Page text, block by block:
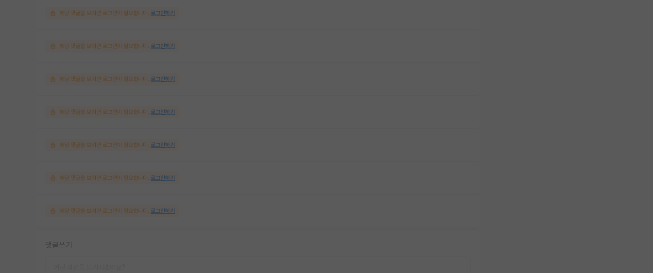
해당 댓글을 보려면 로그인이 필요합니다. 로그인하기
해당 댓글을 보려면 로그인이 필요합니다. 로그인하기
해당 댓글을 보려면 로그인이 필요합니다. 로그인하기
해당 댓글을 보려면 로그인이 필요합니다. 로그인하기
해당 댓글을 보려면 로그인이 필요합니다. 로그인하기
해당 댓글을 보려면 로그인이 필요합니다. 로그인하기
해당 댓글을 보려면 로그인이 필요합니다. 로그인하기
댓글쓰기